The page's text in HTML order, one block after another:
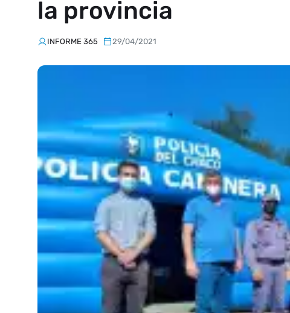
la provincia
INFORME 365 29/04/2021